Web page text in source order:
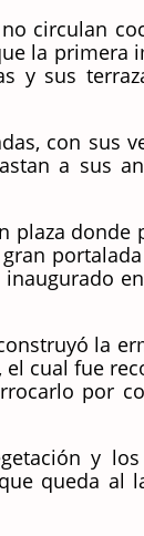
circulan
la primera
y sus
con sus
a sus
plaza donde
la
cual fue
por
y los
queda al